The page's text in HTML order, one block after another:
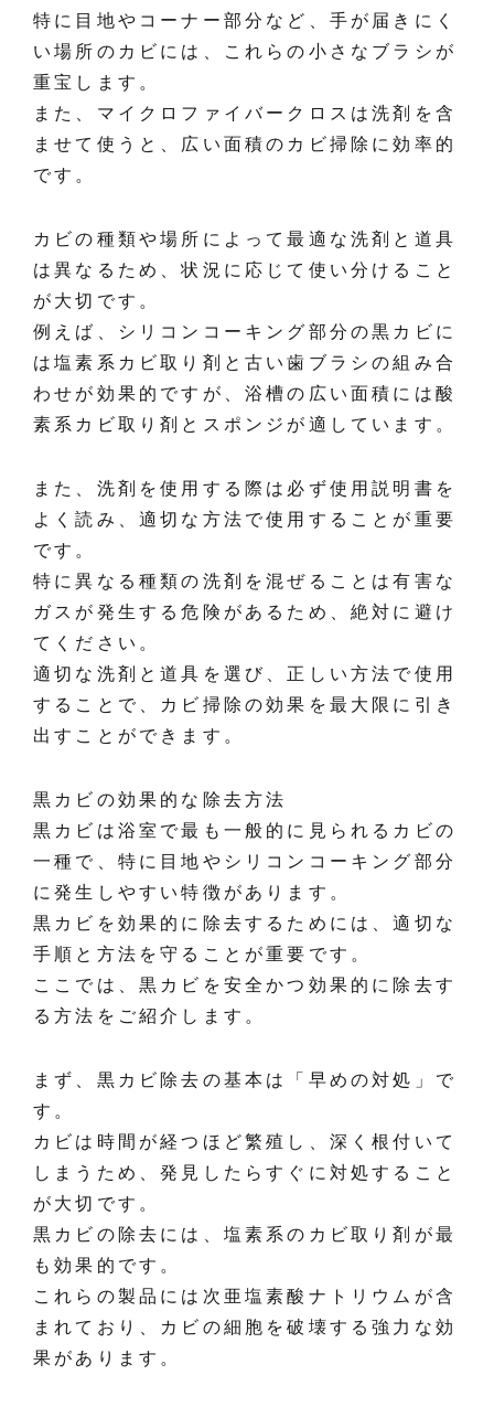
特に目地やコーナー部分など、手が届きにく
い場所のカビには、これらの小さなブラシが
重宝します。
また、マイクロファイバークロスは洗剤を含
ませて使うと、広い面積のカビ掃除に効率的
です。
カビの種類や場所によって最適な洗剤と道具
は異なるため、状況に応じて使い分けること
が大切です。
例えば、シリコンコーキング部分の黒カビに
は塩素系カビ取り剤と古い歯ブラシの組み合
わせが効果的ですが、浴槽の広い面積には酸
素系カビ取り剤とスポンジが適しています。
また、洗剤を使用する際は必ず使用説明書を
よく読み、適切な方法で使用することが重要
です。
特に異なる種類の洗剤を混ぜることは有害な
ガスが発生する危険があるため、絶対に避け
てください。
適切な洗剤と道具を選び、正しい方法で使用
することで、カビ掃除の効果を最大限に引き
出すことができます。
黒カビの効果的な除去方法
黒カビは浴室で最も一般的に見られるカビの
一種で、特に目地やシリコンコーキング部分
に発生しやすい特徴があります。
黒カビを効果的に除去するためには、適切な
手順と方法を守ることが重要です。
ここでは、黒カビを安全かつ効果的に除去す
る方法をご紹介します。
まず、黒カビ除去の基本は「早めの対処」で
す。
カビは時間が経つほど繁殖し、深く根付いて
しまうため、発見したらすぐに対処すること
が大切です。
黒カビの除去には、塩素系のカビ取り剤が最
も効果的です。
これらの製品には次亜塩素酸ナトリウムが含
まれており、カビの細胞を破壊する強力な効
果があります。